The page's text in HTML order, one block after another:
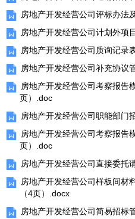
房地产开发经营公司评标办法
房地产开发经营公司计划外项
房地产开发经营公司质询记录
房地产开发经营公司补充协议
房地产开发经营公司考察报告
页）.doc
房地产开发经营公司职能部门
房地产开发经营公司考察报告
页）.doc
房地产开发经营公司直接委托
房地产开发经营公司样板间材
（4页）.docx
房地产开发经营公司简易招标